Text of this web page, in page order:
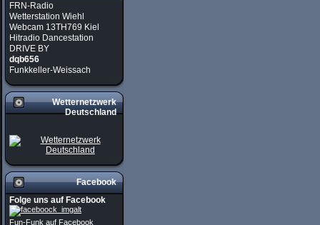
FRN-Radio
Wetterstation Wiehl
Webcam 13TH769 Kiel
Hitradio Dancestation
DRIVE BY
dqb656
Funkkeller-Weissach
Wetternetzwerk
Deutschland
Facebook
Folge uns auf Facebook
Fun-Funk auf Facebook